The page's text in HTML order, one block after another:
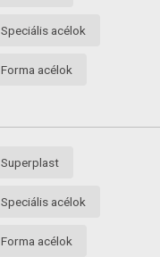
Speciális acélok
Forma acélok
Superplast
Speciális acélok
Forma acélok